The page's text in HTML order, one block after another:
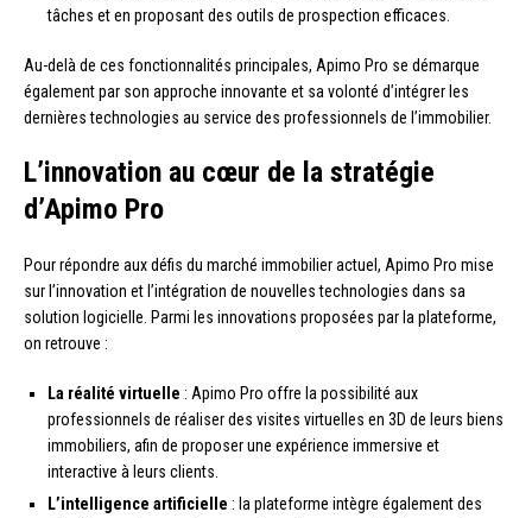
tâches et en proposant des outils de prospection efficaces.
Au-delà de ces fonctionnalités principales, Apimo Pro se démarque
également par son approche innovante et sa volonté d’intégrer les
dernières technologies au service des professionnels de l’immobilier.
L’innovation au cœur de la stratégie
d’Apimo Pro
Pour répondre aux défis du marché immobilier actuel, Apimo Pro mise
sur l’innovation et l’intégration de nouvelles technologies dans sa
solution logicielle. Parmi les innovations proposées par la plateforme,
on retrouve :
La réalité virtuelle : Apimo Pro offre la possibilité aux
professionnels de réaliser des visites virtuelles en 3D de leurs biens
immobiliers, afin de proposer une expérience immersive et
interactive à leurs clients.
L’intelligence artificielle : la plateforme intègre également des